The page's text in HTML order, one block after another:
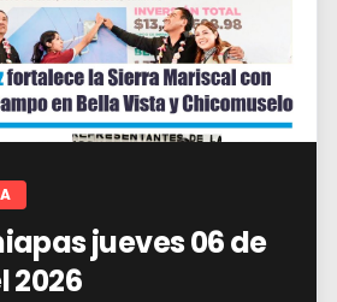
jueves 06 de
2026